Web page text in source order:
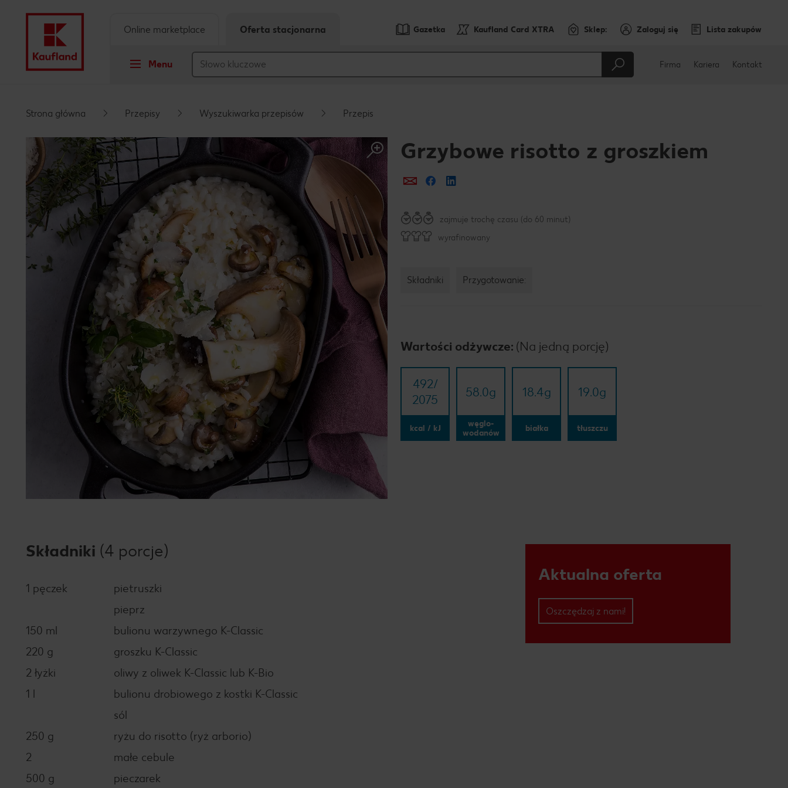
Stopka
Pływający pasek boczny
Gazetka Kaufland Card XTRA Sklep: Zaloguj się Lista zakupów
Menu
Online marketplace Oferta stacjonarna
Firma Kariera Kontakt
Strona główna Przepisy Wyszukiwarka przepisów Przepis
Grzybowe risotto z groszkiem
Prześlij e-mailem
Udostępnij na Facebooku
zajmuje trochę czasu (do 60 minut)
wyrafinowany
Składniki Przygotowanie:
Wartości odżywcze: (Na jedną porcję)
492/​
2075
kcal / kJ
58.0g
węglo-
wodanów
18.4g
białka
19.0g
tłuszczu
Aktualna oferta
Oszczędzaj z nami!
Składniki (4 porcje)
1 pęczek
pietruszki
pieprz
150 ml
bulionu warzywnego K-Classic
220 g
groszku K-Classic
2 łyżki
oliwy z oliwek K-Classic lub K-Bio
1 l
bulionu drobiowego z kostki K-Classic
sól
250 g
ryżu do risotto (ryż arborio)
2
małe cebule
500 g
pieczarek